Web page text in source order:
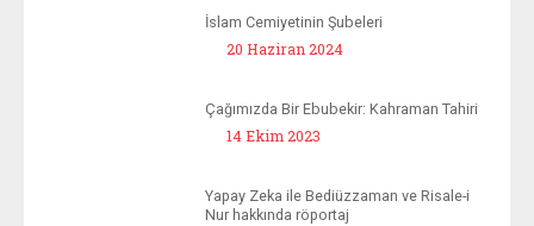
İslam Cemiyetinin Şubeleri
20 Haziran 2024
Çağımızda Bir Ebubekir: Kahraman Tahiri
14 Ekim 2023
Yapay Zeka ile Bediüzzaman ve Risale-i
Nur hakkında röportaj